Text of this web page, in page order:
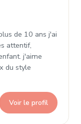
de 10 ans j'ai
attentif,
j'aime
du style
Voir le profil